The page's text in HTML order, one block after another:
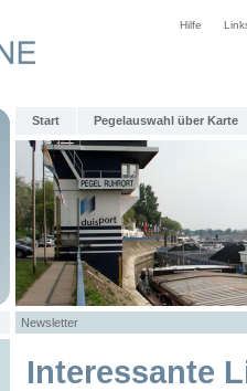
Hilfe
Start Pegelauswahl über Karte
Newsletter
Interessante